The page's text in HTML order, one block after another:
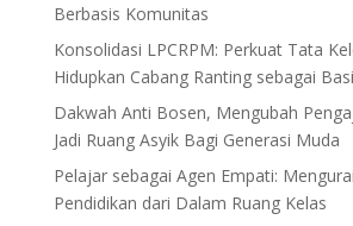
Berbasis Komunitas
Konsolidasi LPCRPM: Perkuat Tata
Hidupkan Cabang Ranting sebagai
Dakwah Anti Bosen, Mengubah
Jadi Ruang Asyik Bagi Generasi Muda
Pelajar sebagai Agen Empati:
Pendidikan dari Dalam Ruang Kelas